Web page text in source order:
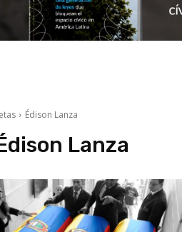
Édison Lanza
Lanza